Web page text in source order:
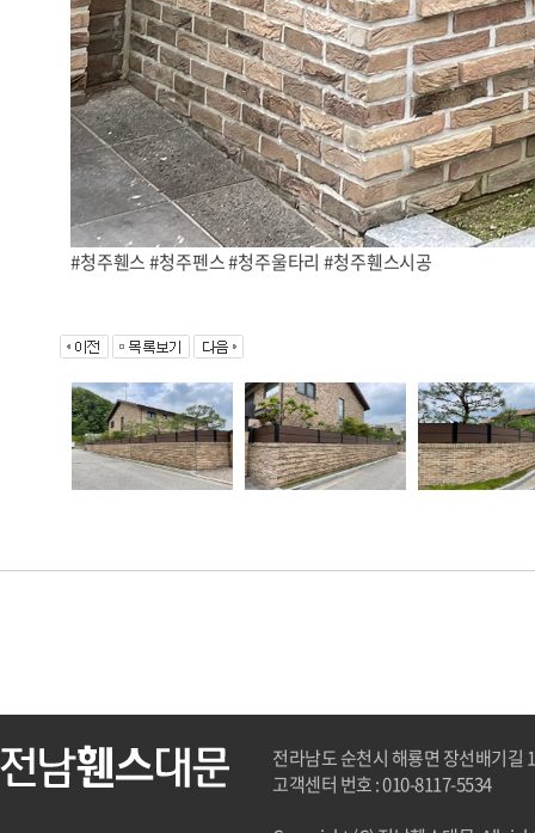
#청주휀스 #청주펜스 #청주울타리 #청주휀스시공
전라남도 순천시 해룡면 장선배기길
고객센터 번호 : 010-8117-5534